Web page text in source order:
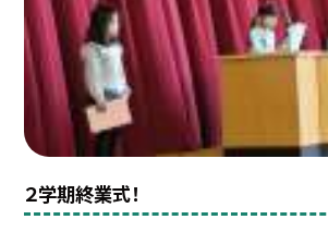
２学期終業式！